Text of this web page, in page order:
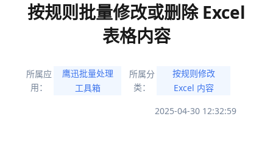
按规则批量修改或删除 Excel
表格内容
所属应
用：
鹰迅批量处理
工具箱
所属分
类：
按规则修改
Excel 内容
2025-04-30 12:32:59